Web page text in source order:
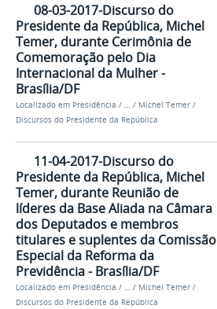
08-03-2017-Discurso do
Presidente da República, Michel
Temer, durante Cerimônia de
Comemoração pelo Dia
Internacional da Mulher -
Brasília/DF
Localizado em Presidência / … / Michel Temer /
Discursos do Presidente da República
11-04-2017-Discurso do
Presidente da República, Michel
Temer, durante Reunião de
líderes da Base Aliada na Câmara
dos Deputados e membros
titulares e suplentes da Comissão
Especial da Reforma da
Previdência - Brasília/DF
Localizado em Presidência / … / Michel Temer /
Discursos do Presidente da República